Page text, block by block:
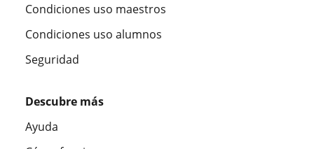
Condiciones uso maestros
Condiciones uso alumnos
Seguridad
Descubre más
Ayuda